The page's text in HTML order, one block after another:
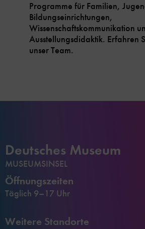
Programme für Familien,
Bildungseinrichtungen,
Wissenschaftskommunikation
Ausstellungsdidaktik. Erfahren
unser Team.
Deutsches Museum
MUSEUMSINSEL
Öffnungszeiten
Täglich 9–17 Uhr
Weitere Standorte